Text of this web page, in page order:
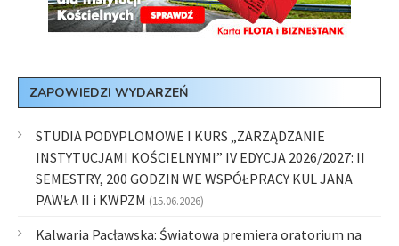
ZAPOWIEDZI WYDARZEŃ
STUDIA PODYPLOMOWE I KURS „ZARZĄDZANIE
INSTYTUCJAMI KOŚCIELNYMI” IV EDYCJA 2026/2027: II
SEMESTRY, 200 GODZIN WE WSPÓŁPRACY KUL JANA
PAWŁA II i KWPZM (15.06.2026)
Kalwaria Pacławska: Światowa premiera oratorium na